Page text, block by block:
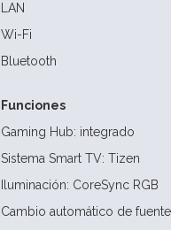
LAN
Wi-Fi
Bluetooth
Funciones
Gaming Hub: integrado
Sistema Smart TV: Tizen
Iluminación: CoreSync RGB
Cambio automático de